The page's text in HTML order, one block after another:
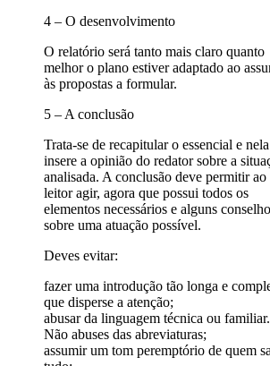
4 – O desenvolvimento
O relatório será tanto mais claro quanto
melhor o plano estiver adaptado ao
às propostas a formular.
5 – A conclusão
Trata-se de recapitular o essencial e
insere a opinião do redator sobre a
analisada. A conclusão deve permitir ao
leitor agir, agora que possui todos os
elementos necessários e alguns
sobre uma atuação possível.
Deves evitar:
fazer uma introdução tão longa e
que disperse a atenção;
abusar da linguagem técnica ou familiar.
Não abuses das abreviaturas;
assumir um tom peremptório de quem